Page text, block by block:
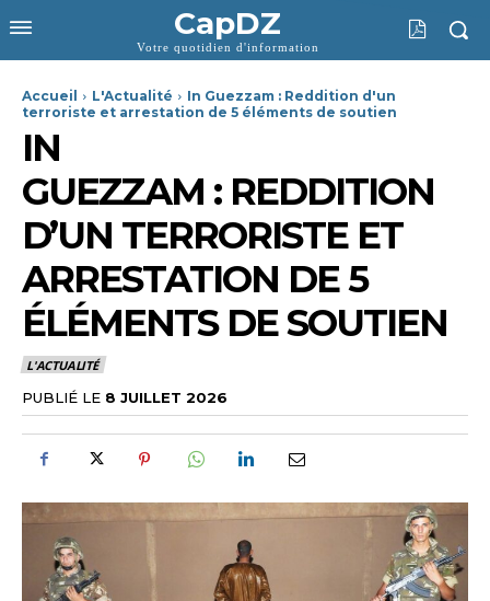
CapDZ
Votre quotidien d'information
Accueil L'Actualité
In Guezzam : Reddition d'un
terroriste et arrestation de 5 éléments de soutien
IN
GUEZZAM : REDDITION
D’UN TERRORISTE ET
ARRESTATION DE 5
ÉLÉMENTS DE SOUTIEN
L'ACTUALITÉ
PUBLIÉ LE 8 JUILLET 2026